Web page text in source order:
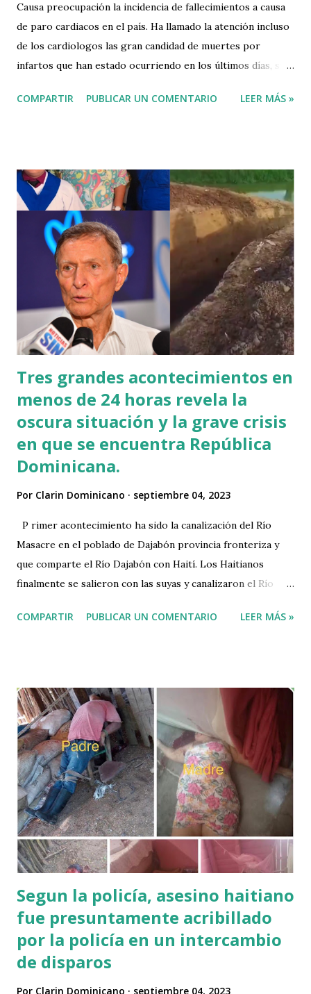
Causa preocupación la incidencia de fallecimientos a causa
de paro cardiacos en el país. Ha llamado la atención incluso
de los cardiologos las gran candidad de muertes por
infartos que han estado ocurriendo en los últimos días, sin
jovenes y aparentemente sin que padecieran alguna
COMPARTIR PUBLICAR UN COMENTARIO LEER MÁS »
Tres grandes acontecimientos en
menos de 24 horas revela la
oscura situación y la grave crisis
en que se encuentra República
Dominicana.
Por Clarin Dominicano septiembre 04, 2023
P rimer acontecimiento ha sido la canalización del Río
Masacre en el poblado de Dajabón provincia fronteriza y
que comparte el Río Dajabón con Haití. Los Haitianos
finalmente se salieron con las suyas y canalizaron el Río
Haití detener dicha obra, los haitianos continuaron
COMPARTIR PUBLICAR UN COMENTARIO LEER MÁS »
Segun la policía, asesino haitiano
fue presuntamente acribillado
por la policía en un intercambio
de disparos
Por Clarin Dominicano septiembre 04, 2023